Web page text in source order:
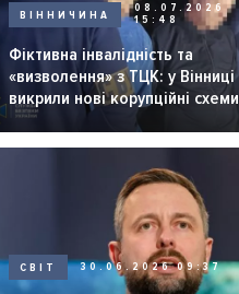
ВІННИЧИНА
08.07.2026
15:48
Фіктивна інвалідність та
«визволення» з ТЦК: у Вінниці
викрили нові корупційні схеми
СВІТ 30.06.2026 09:37